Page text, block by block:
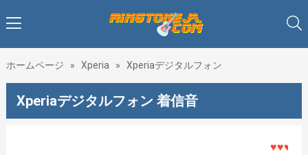
ホームページ » Xperia » Xperiaデジタルフォン
Xperiaデジタルフォン 着信音
♥♥♥着メ